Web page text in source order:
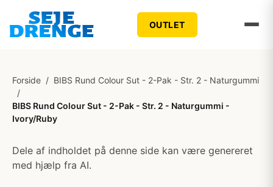
OUTLET
Forside / BIBS Rund Colour Sut - 2-Pak - Str. 2 - Naturgummi
/
BIBS Rund Colour Sut - 2-Pak - Str. 2 - Naturgummi -
Ivory/Ruby
Dele af indholdet på denne side kan være genereret
med hjælp fra AI.